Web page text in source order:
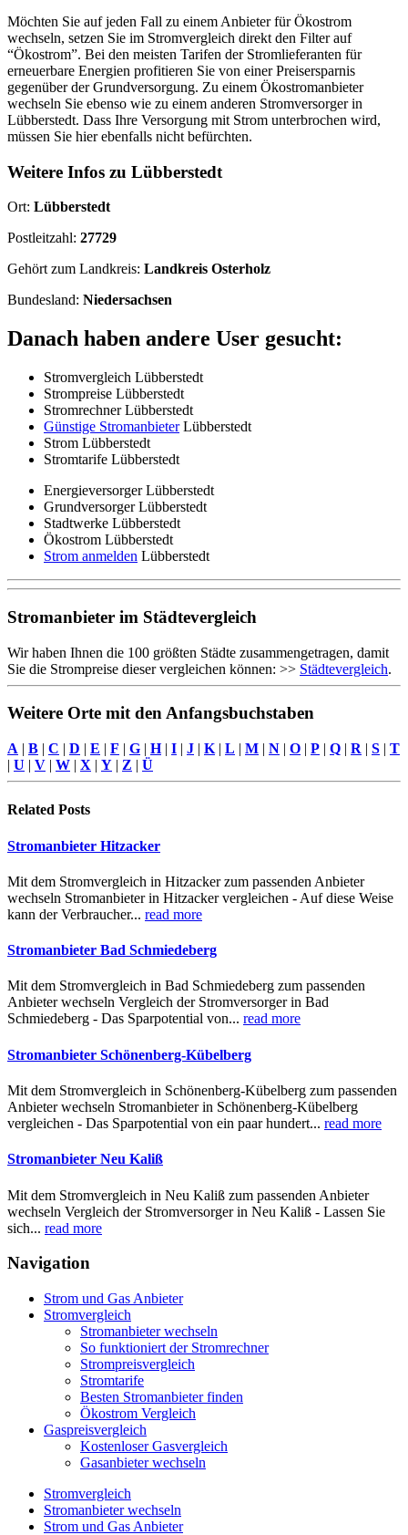
Möchten Sie auf jeden Fall zu einem Anbieter für Ökostrom
wechseln, setzen Sie im Stromvergleich direkt den Filter auf
“Ökostrom”. Bei den meisten Tarifen der Stromlieferanten für
erneuerbare Energien profitieren Sie von einer Preisersparnis
gegenüber der Grundversorgung. Zu einem Ökostromanbieter
wechseln Sie ebenso wie zu einem anderen Stromversorger in
Lübberstedt. Dass Ihre Versorgung mit Strom unterbrochen wird,
müssen Sie hier ebenfalls nicht befürchten.
Weitere Infos zu Lübberstedt
Ort: Lübberstedt
Postleitzahl: 27729
Gehört zum Landkreis: Landkreis Osterholz
Bundesland: Niedersachsen
Danach haben andere User gesucht:
Stromvergleich Lübberstedt
Strompreise Lübberstedt
Stromrechner Lübberstedt
Günstige StromanbieterLübberstedt
Strom Lübberstedt
Stromtarife Lübberstedt
Energieversorger Lübberstedt
Grundversorger Lübberstedt
Stadtwerke Lübberstedt
Ökostrom Lübberstedt
Strom anmelden Lübberstedt
Stromanbieter im Städtevergleich
Wir haben Ihnen die 100 größten Städte zusammengetragen, damit
Sie die Strompreise dieser vergleichen können: >> Städtevergleich.
Weitere Orte mit den Anfangsbuchstaben
A | B | C | D | E | F | G | H| I | J | K | L | M | N | O | P | Q | R | S | T
| U | V | W | X | Y | Z | Ü
Related Posts
Stromanbieter Hitzacker
Mit dem Stromvergleich in Hitzacker zum passenden Anbieter
wechseln Stromanbieter in Hitzacker vergleichen - Auf diese Weise
kann der Verbraucher... read more
Stromanbieter Bad Schmiedeberg
Mit dem Stromvergleich in Bad Schmiedeberg zum passenden
Anbieter wechseln Vergleich der Stromversorger in Bad
Schmiedeberg - Das Sparpotential von... read more
Stromanbieter Schönenberg-Kübelberg
Mit dem Stromvergleich in Schönenberg-Kübelberg zum passenden
Anbieter wechseln Stromanbieter in Schönenberg-Kübelberg
vergleichen - Das Sparpotential von ein paar hundert... read more
Stromanbieter Neu Kaliß
Mit dem Stromvergleich in Neu Kaliß zum passenden Anbieter
wechseln Vergleich der Stromversorger in Neu Kaliß - Lassen Sie
sich... read more
Navigation
Strom und Gas Anbieter
Stromvergleich
Stromanbieter wechseln
So funktioniert der Stromrechner
Strompreisvergleich
Stromtarife
Besten Stromanbieter finden
Ökostrom Vergleich
Gaspreisvergleich
Kostenloser Gasvergleich
Gasanbieter wechseln
Stromvergleich
Stromanbieter wechseln
Strom und Gas Anbieter